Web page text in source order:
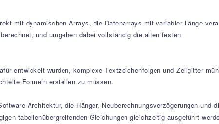
mit dynamischen Arrays, die Datenarrays mit variabler Länge
und umgehen dabei vollständig die alten festen
entwickelt wurden, komplexe Textzeichenfolgen und Zellgitter
Formeln erstellen zu müssen.
Architektur, die Hänger, Neuberechnungsverzögerungen und
tabellenübergreifenden Gleichungen gleichzeitig ausgeführt